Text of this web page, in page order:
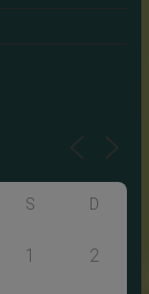
S D
1 2